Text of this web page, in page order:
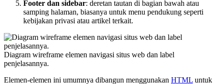
Footer dan sidebar: deretan tautan di bagian bawah atau
samping halaman, biasanya untuk menu pendukung seperti
kebijakan privasi atau artikel terkait.
Diagram wireframe elemen navigasi situs web dan label
penjelasannya.
Elemen-elemen ini umumnya dibangun menggunakan HTML untuk